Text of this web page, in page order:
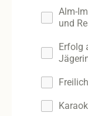
Alm-
und
Erfolg